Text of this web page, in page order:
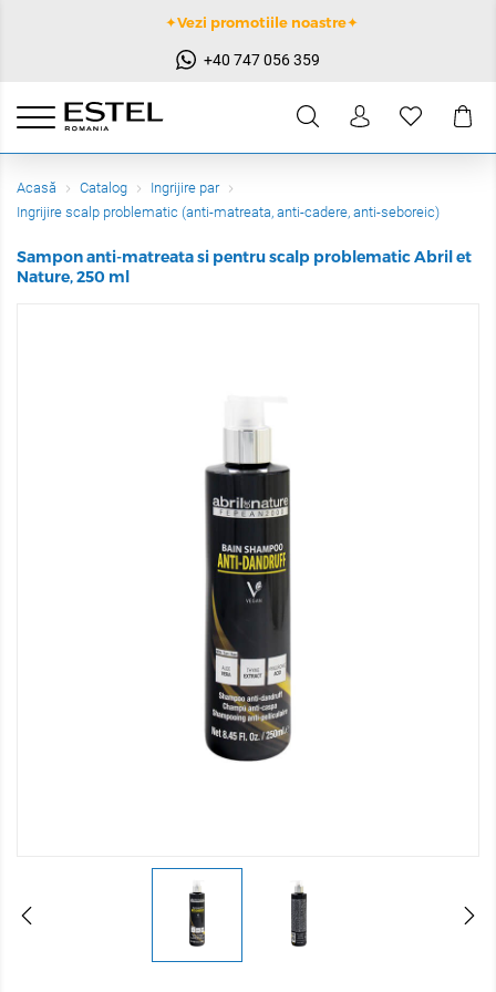
✦Vezi promotiile noastre✦
+40 747 056 359
Acasă Catalog
Ingrijire par
Ingrijire scalp problematic (anti-matreata, anti-cadere, anti-seboreic)
Sampon anti-matreata si pentru scalp problematic Abril et
Nature, 250 ml